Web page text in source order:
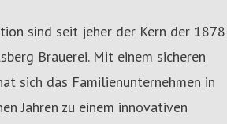
sind seit jeher der Kern der 1878
Brauerei. Mit einem sicheren
sich das Familienunternehmen in
Jahren zu einem innovativen